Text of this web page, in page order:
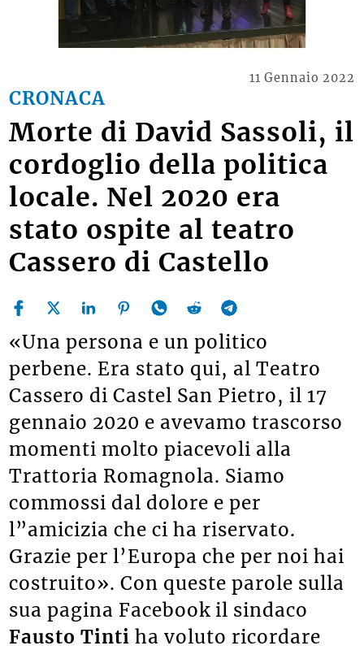
CRONACA
11 Gennaio 2022
Morte di David Sassoli, il
cordoglio della politica
locale. Nel 2020 era
stato ospite al teatro
Cassero di Castello
«Una persona e un politico
perbene. Era stato qui, al Teatro
Cassero di Castel San Pietro, il 17
gennaio 2020 e avevamo trascorso
momenti molto piacevoli alla
Trattoria Romagnola. Siamo
commossi dal dolore e per
l”amicizia che ci ha riservato.
Grazie per l’Europa che per noi hai
costruito». Con queste parole sulla
sua pagina Facebook il sindaco
Fausto Tinti ha voluto ricordare